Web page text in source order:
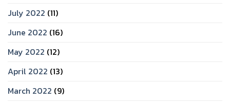
July 2022 (11)
June 2022 (16)
May 2022 (12)
April 2022 (13)
March 2022 (9)